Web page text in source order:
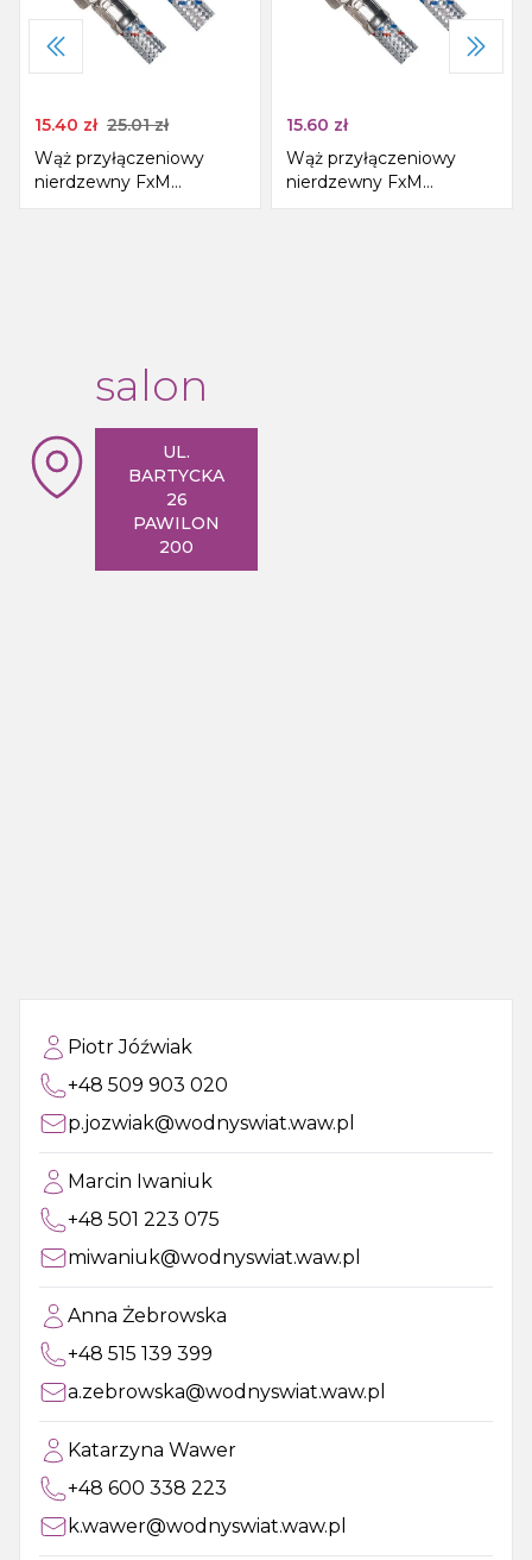
15.40 zł 25.01zł
Wąż przyłączeniowy
nierdzewny FxM
1/2&quot;x1/2&quot;,
15.60 zł
Wąż przyłączeniowy
nierdzewny FxM
1/2&quot;x1/2&quot;,
salon
UL.
BARTYCKA
26
PAWILON
200
Piotr Jóźwiak
+48 509 903 020
p.jozwiak@wodnyswiat.waw.pl
Marcin Iwaniuk
+48 501 223 075
miwaniuk@wodnyswiat.waw.pl
Anna Żebrowska
+48 515 139 399
a.zebrowska@wodnyswiat.waw.pl
Katarzyna Wawer
+48 600 338 223
k.wawer@wodnyswiat.waw.pl